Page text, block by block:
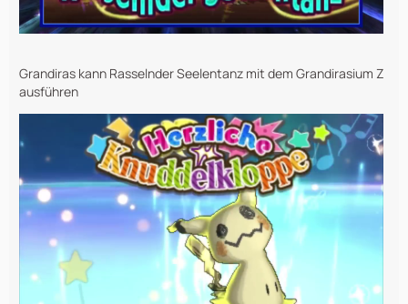
Grandiras kann Rasselnder Seelentanz mit dem Grandirasium Z
ausführen